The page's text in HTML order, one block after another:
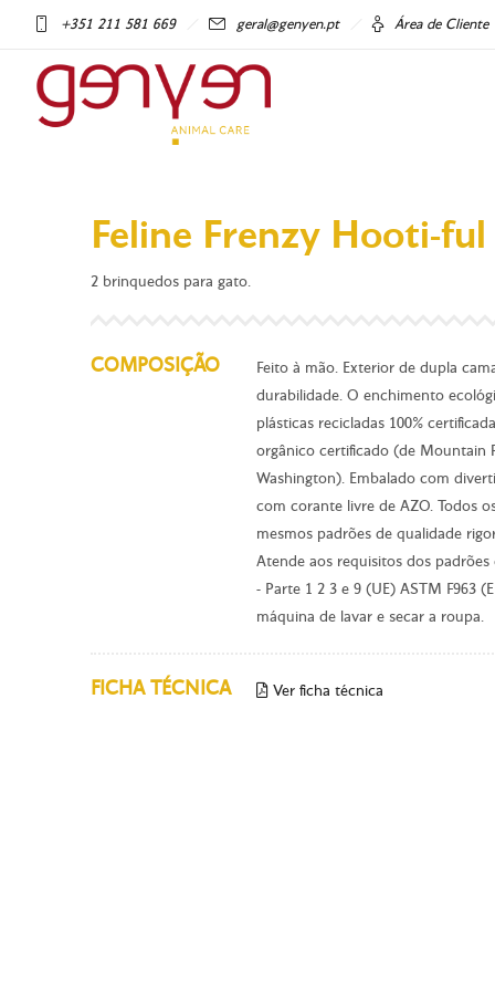
+351 211 581 669 geral@genyen.pt Área de Cliente
Feline Frenzy Hooti-
2 brinquedos para gato.
COMPOSIÇÃO
Feito à mão. Exterior de dupla
durabilidade. O enchimento
plásticas recicladas 100%
orgânico certificado (de Mountain
Washington). Embalado com
com corante livre de AZO. Todos
mesmos padrões de qualidade
Atende aos requisitos dos
- Parte 1 2 3 e 9 (UE) ASTM F963
máquina de lavar e secar a roupa.
FICHA TÉCNICA Ver ficha técnica